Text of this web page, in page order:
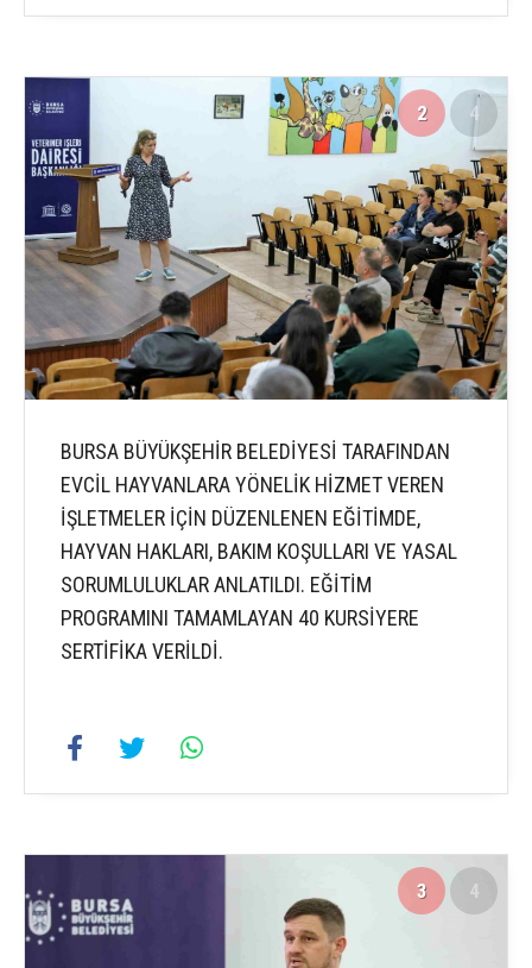
2 4
BURSA BÜYÜKŞEHİR BELEDİYESİ TARAFINDAN
EVCİL HAYVANLARA YÖNELİK HİZMET VEREN
İŞLETMELER İÇİN DÜZENLENEN EĞİTİMDE,
HAYVAN HAKLARI, BAKIM KOŞULLARI VE YASAL
SORUMLULUKLAR ANLATILDI. EĞİTİM
PROGRAMINI TAMAMLAYAN 40 KURSİYERE
SERTİFİKA VERİLDİ.
3 4